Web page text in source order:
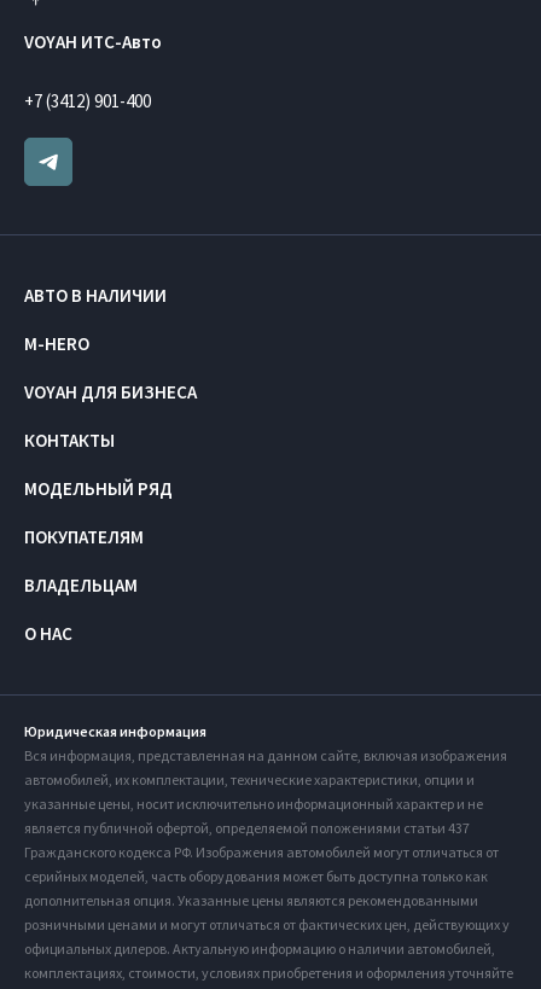
VOYAH ИТС-Авто
+7 (3412) 901-400
АВТО В НАЛИЧИИ
M-HERO
VOYAH ДЛЯ БИЗНЕСА
КОНТАКТЫ
МОДЕЛЬНЫЙ РЯД
ПОКУПАТЕЛЯМ
ВЛАДЕЛЬЦАМ
О НАС
Юридическая информация
Вся информация, представленная на данном сайте, включая изображения
автомобилей, их комплектации, технические характеристики, опции и
указанные цены, носит исключительно информационный характер и не
является публичной офертой, определяемой положениями статьи 437
Гражданского кодекса РФ. Изображения автомобилей могут отличаться от
серийных моделей, часть оборудования может быть доступна только как
дополнительная опция. Указанные цены являются рекомендованными
розничными ценами и могут отличаться от фактических цен, действующих у
официальных дилеров. Актуальную информацию о наличии автомобилей,
комплектациях, стоимости, условиях приобретения и оформления уточняйте